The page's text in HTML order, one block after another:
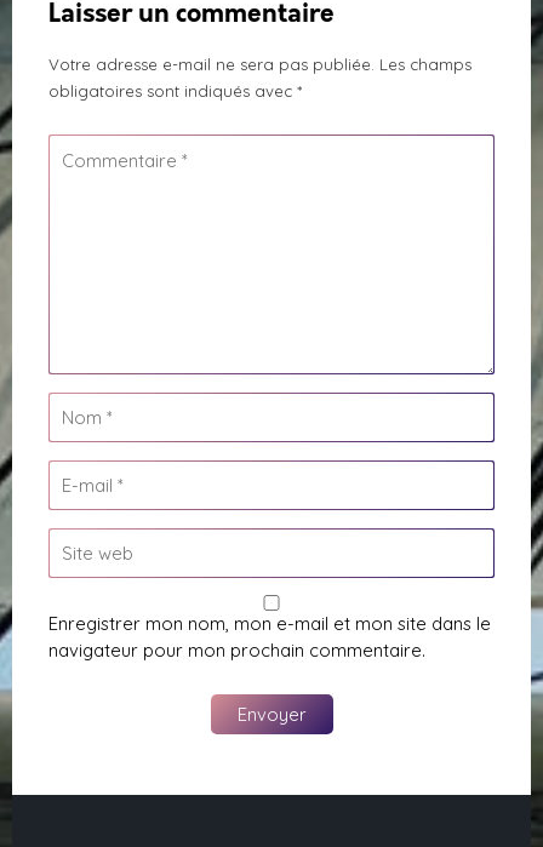
Laisser un commentaire
Votre adresse e-mail ne sera pas publiée. Les champs
obligatoires sont indiqués avec *
Enregistrer mon nom, mon e-mail et mon site dans le
navigateur pour mon prochain commentaire.